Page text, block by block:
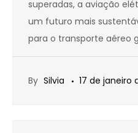
superadas, a aviação
um futuro mais
para o transporte aéreo
By Silvia 17 de janeiro